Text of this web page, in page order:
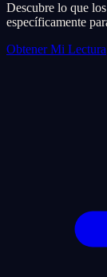
Descubre lo que
específicamente
Obtener Mi Lectura